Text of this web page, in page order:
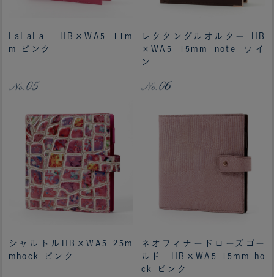
LaLaLa HB×WA5 11m
m ピンク
レクタングルオルター HB
×WA5 15mm note ワイ
ン
シャルトルHB×WA5 25m
mhock ピンク
ネオフィナードローズゴー
ルド HB×WA5 15mm ho
ck ピンク